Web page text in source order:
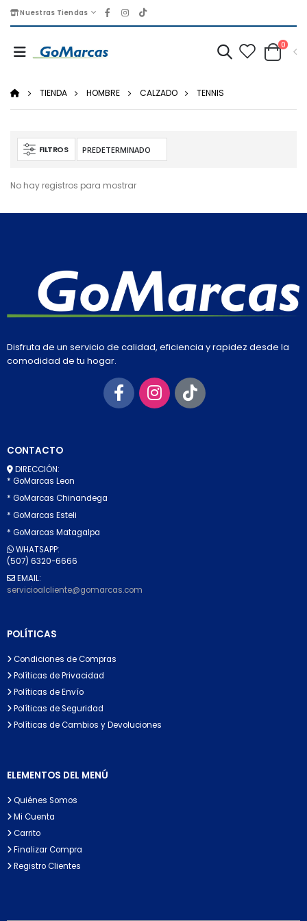
Nuestras Tiendas
0
TIENDA HOMBRE CALZADO TENNIS
FILTROS
No hay registros para mostrar
Disfruta de un servicio de calidad, eficiencia y rapidez desde la
comodidad de tu hogar.
CONTACTO
DIRECCIÓN:
* GoMarcas Leon
* GoMarcas Chinandega
* GoMarcas Esteli
* GoMarcas Matagalpa
WHATSAPP:
(507) 6320-6666
EMAIL:
servicioalcliente@gomarcas.com
POLÍTICAS
Condiciones de Compras
Políticas de Privacidad
Políticas de Envío
Políticas de Seguridad
Políticas de Cambios y Devoluciones
ELEMENTOS DEL MENÚ
Quiénes Somos
Mi Cuenta
Carrito
Finalizar Compra
Registro Clientes